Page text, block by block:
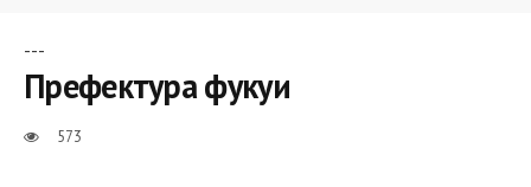
---
Префектура фукуи
573